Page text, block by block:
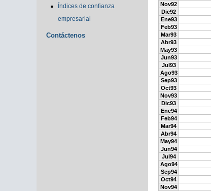
Índices de confianza
empresarial
Contáctenos
Nov92
Dic92
Ene93
Feb93
Mar93
Abr93
May93
Jun93
Jul93
Ago93
Sep93
Oct93
Nov93
Dic93
Ene94
Feb94
Mar94
Abr94
May94
Jun94
Jul94
Ago94
Sep94
Oct94
Nov94